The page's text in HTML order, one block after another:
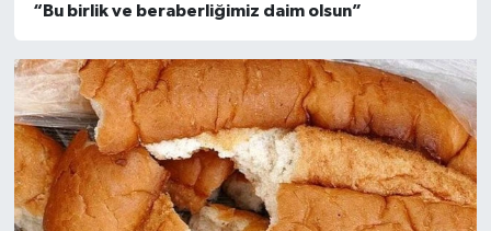
“Bu birlik ve beraberliğimiz daim olsun”